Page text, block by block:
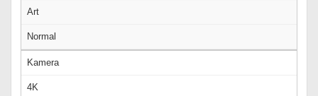
Art
Normal
Kamera
4K